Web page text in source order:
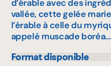
d’érable avec des
vallée, cette gelée
l’érable à celle du
appelé muscade boréa...
Format disponible